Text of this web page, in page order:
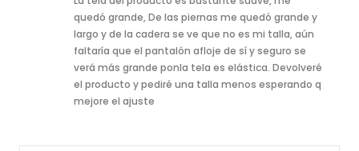
quedó grande, De las piernas me quedó grande y
largo y de la cadera se ve que no es mi talla, aún
faltaría que el pantalón afloje de sí y seguro se
verá más grande ponla tela es elástica. Devolveré
el producto y pediré una talla menos esperando q
mejore el ajuste